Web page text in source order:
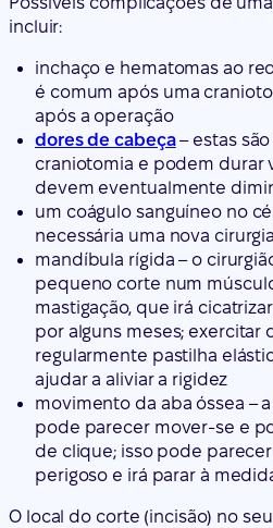
incluir:
inchaço e hematomas ao
é comum após uma
após a operação
dores de cabeça– estas
craniotomia e podem durar
devem eventualmente
um coágulo sanguíneo no
necessária uma nova
mandíbula rígida – o
pequeno corte num
mastigação, que irá
por alguns meses; exercitar
regularmente pastilha
ajudar a aliviar a rigidez
movimento da aba óssea –
pode parecer mover-se e
de clique; isso pode
perigoso e irá parar à
O local do corte (incisão) no